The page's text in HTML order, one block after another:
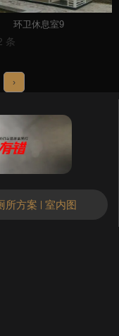
环卫休息室9
条
›
所方案 | 室内图